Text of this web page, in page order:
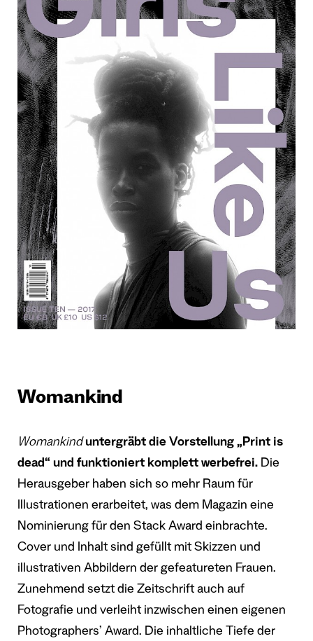
Womankind
Womankinduntergräbt die Vorstellung „Print is
dead“ und funktioniert komplett werbefrei. Die
Herausgeber haben sich so mehr Raum für
Illustrationen erarbeitet, was dem Magazin eine
Nominierung für den Stack Award einbrachte.
Cover und Inhalt sind gefüllt mit Skizzen und
illustrativen Abbildern der gefeatureten Frauen.
Zunehmend setzt die Zeitschrift auch auf
Fotografie und verleiht inzwischen einen eigenen
Photographers’ Award. Die inhaltliche Tiefe der